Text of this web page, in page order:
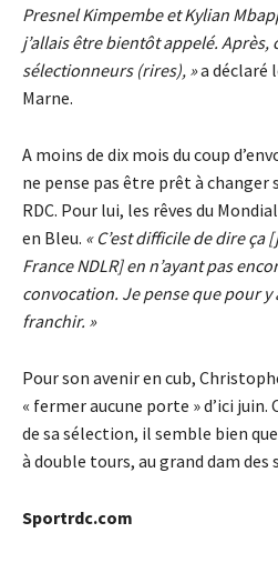
Presnel Kimpembe et Kylian
j’allais être bientôt appelé. Après,
sélectionneurs (rires), »a déclaré
Marne.
A moins de dix mois du coup
ne pense pas être prêt à
RDC. Pour lui, les rêves du
en Bleu. « C’est difficile de dire ça
France NDLR] en n’ayant pas
convocation. Je pense que pour y
franchir. »
Pour son avenir en cub,
« fermer aucune porte » d’ici
de sa sélection, il semble bien
à double tours, au grand dam des
Sportrdc.com